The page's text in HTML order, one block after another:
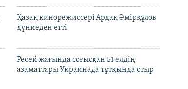
Қазақ кинорежиссері Ардақ Әмірқұлов
дүниеден өтті
Ресей жағында соғысқан 51 елдің
азаматтары Украинада тұтқында отыр